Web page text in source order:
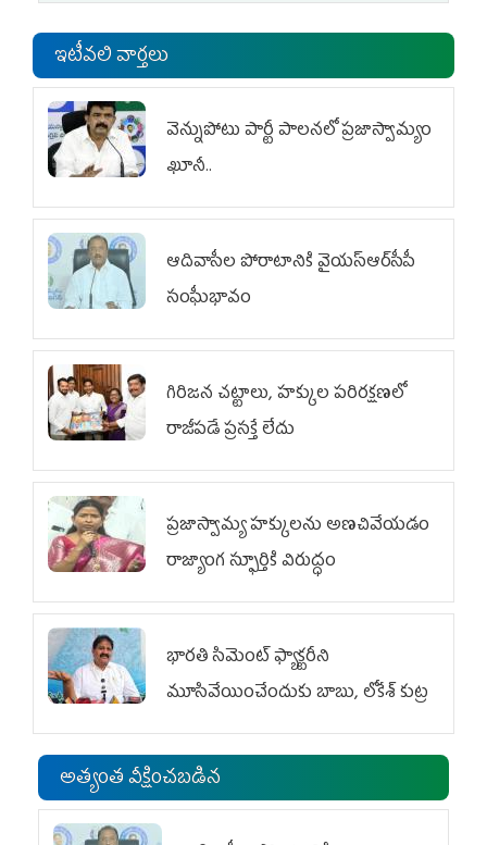
ఇటీవలి వార్తలు
వెన్నుపోటు పార్టీ పాలనలో ప్రజాస్వామ్యం
ఖూనీ..
ఆదివాసీల పోరాటానికి వైయ‌స్ఆర్‌సీపీ
సంఘీభావం
గిరిజన చట్టాలు, హక్కుల పరిరక్షణలో
రాజీపడే ప్రసక్తే లేదు
ప్రజాస్వామ్య హక్కులను అణచివేయడం
రాజ్యాంగ స్ఫూర్తికి విరుద్ధం
భారతి సిమెంట్ ఫ్యాక్టరీని
మూసివేయించేందుకు బాబు, లోకేశ్ కుట్ర
అత్యంత వీక్షించబడిన